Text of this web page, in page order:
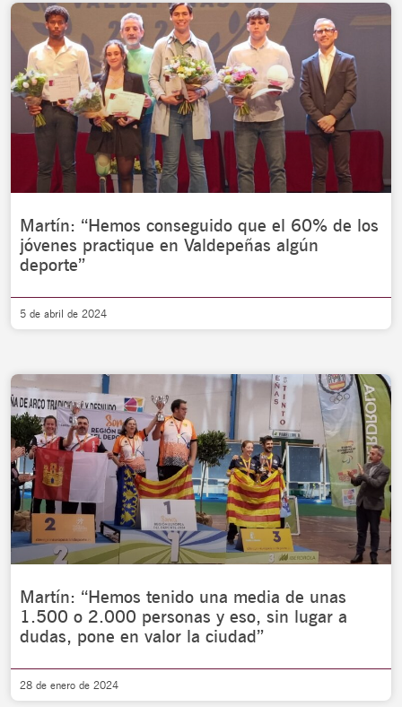
Martín: “Hemos conseguido que el 60% de los
jóvenes practique en Valdepeñas algún
deporte”
5 de abril de 2024
Martín: “Hemos tenido una media de unas
1.500 o 2.000 personas y eso, sin lugar a
dudas, pone en valor la ciudad”
28 de enero de 2024